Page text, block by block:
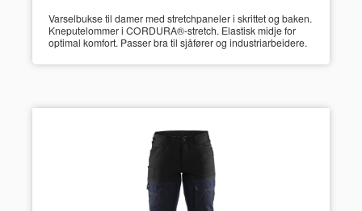
Varselbukse til damer med stretchpaneler i skrittet og baken.
Kneputelommer i CORDURA®-stretch. Elastisk midje for
optimal komfort. Passer bra til sjåfører og industriarbeidere.